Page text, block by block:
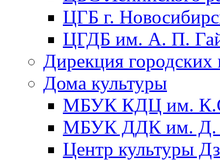
ЦГБ г.
ЦГДБ им. А. П.
Дирекция городских
Дома культуры
МБУК КДЦ им.
МБУК ДДК им. Д.
Центр культуры